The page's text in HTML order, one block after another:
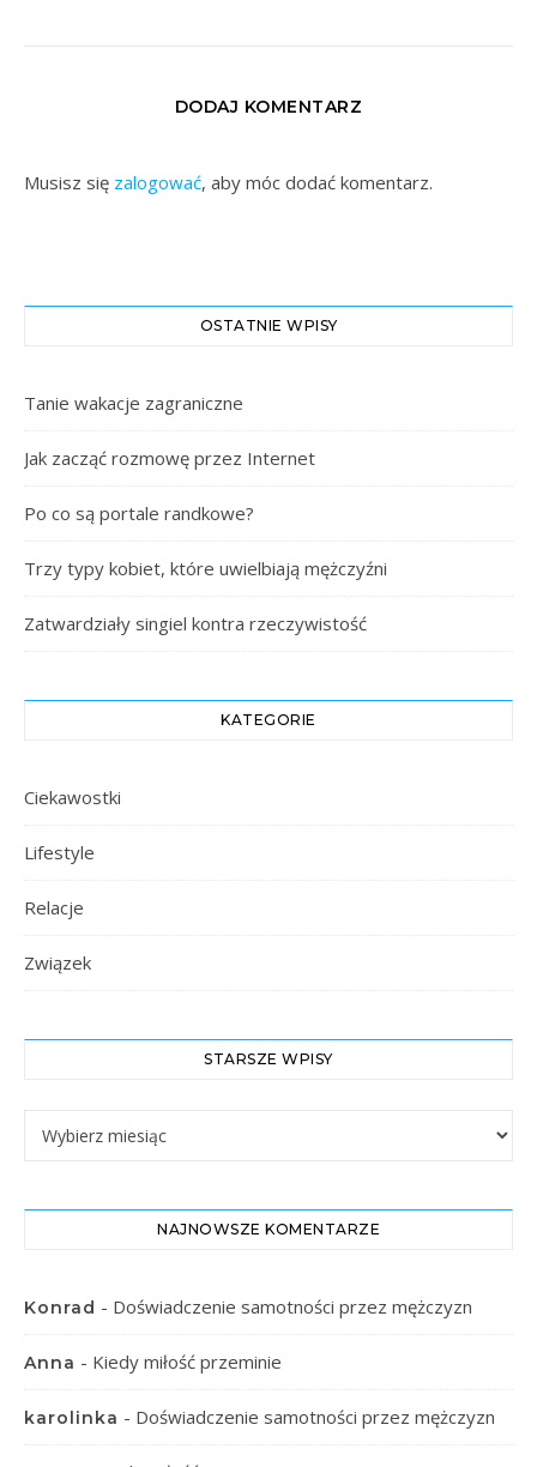
DODAJ KOMENTARZ
Musisz się zalogować, aby móc dodać komentarz.
OSTATNIE WPISY
Tanie wakacje zagraniczne
Jak zacząć rozmowę przez Internet
Po co są portale randkowe?
Trzy typy kobiet, które uwielbiają mężczyźni
Zatwardziały singiel kontra rzeczywistość
KATEGORIE
Ciekawostki
Lifestyle
Relacje
Związek
STARSZE WPISY
NAJNOWSZE KOMENTARZE
Konrad - Doświadczenie samotności przez mężczyzn
Anna - Kiedy miłość przeminie
karolinka - Doświadczenie samotności przez mężczyzn